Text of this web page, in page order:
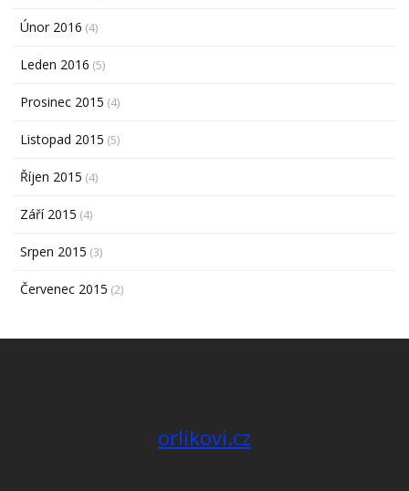
Únor 2016 (4)
Leden 2016 (5)
Prosinec 2015 (4)
Listopad 2015 (5)
Říjen 2015 (4)
Září 2015 (4)
Srpen 2015 (3)
Červenec 2015 (2)
orlikovi.cz